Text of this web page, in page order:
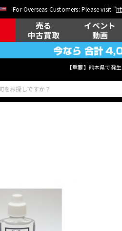
For Overseas Customers: Please visit "
売る
中古買取
イベント
動画
【重要】熊本県で発